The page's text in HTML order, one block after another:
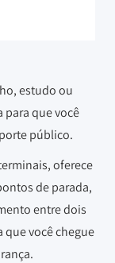
estudo ou
para que você
público.
oferece
de parada,
entre dois
você chegue